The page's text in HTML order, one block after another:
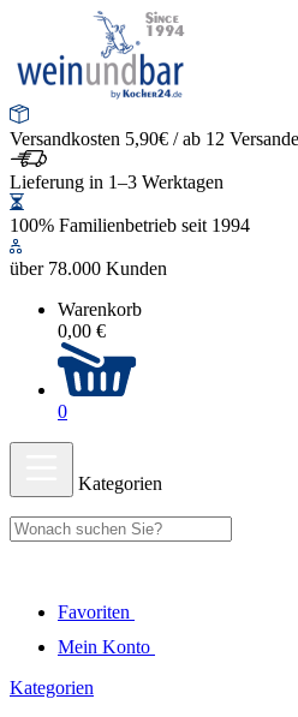
Versandkosten 5,90€ / ab 12
Lieferung in 1–3 Werktagen
100% Familienbetrieb seit 1994
über 78.000 Kunden
Warenkorb
0,00 €
0
Kategorien
Favoriten
Mein Konto
Kategorien